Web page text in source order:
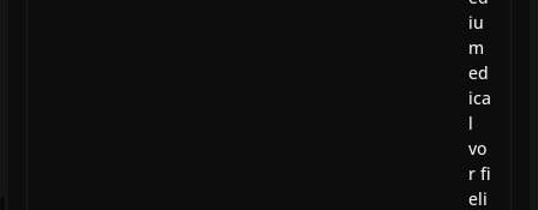
iu
m
ed
ica
l
vo
r fi
eli